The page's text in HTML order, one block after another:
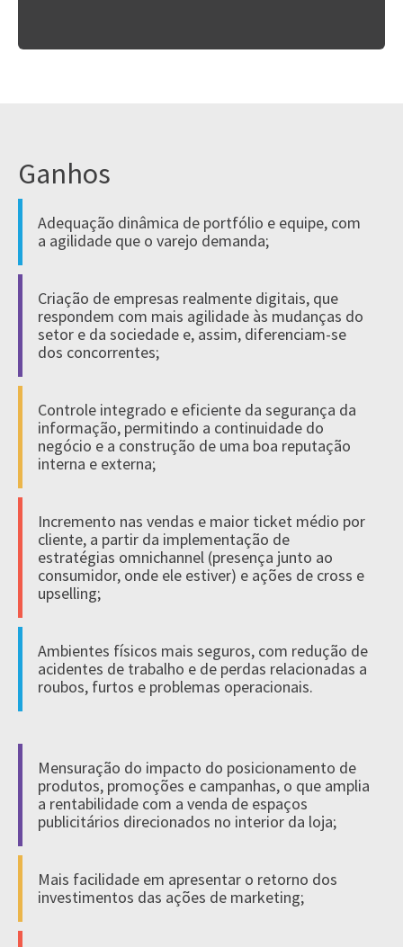
Ganhos
Adequação dinâmica de portfólio e equipe, com
a agilidade que o varejo demanda;
Criação de empresas realmente digitais, que
respondem com mais agilidade às mudanças do
setor e da sociedade e, assim, diferenciam-se
dos concorrentes;
Controle integrado e eficiente da segurança da
informação, permitindo a continuidade do
negócio e a construção de uma boa reputação
interna e externa;
Incremento nas vendas e maior ticket médio por
cliente, a partir da implementação de
estratégias omnichannel (presença junto ao
consumidor, onde ele estiver) e ações de cross e
upselling;
Ambientes físicos mais seguros, com redução de
acidentes de trabalho e de perdas relacionadas a
roubos, furtos e problemas operacionais.
Mensuração do impacto do posicionamento de
produtos, promoções e campanhas, o que amplia
a rentabilidade com a venda de espaços
publicitários direcionados no interior da loja;
Mais facilidade em apresentar o retorno dos
investimentos das ações de marketing;